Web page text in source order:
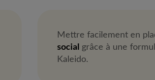
Mettre facilement en
social
grâce à une
Kaleido.